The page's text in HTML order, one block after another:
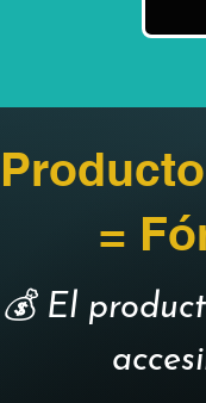
=
💰 El